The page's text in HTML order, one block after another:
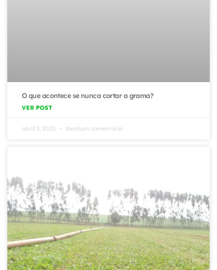
O que acontece se nunca cortar a grama?
VER POST
abril 3, 2025 Nenhum comentário